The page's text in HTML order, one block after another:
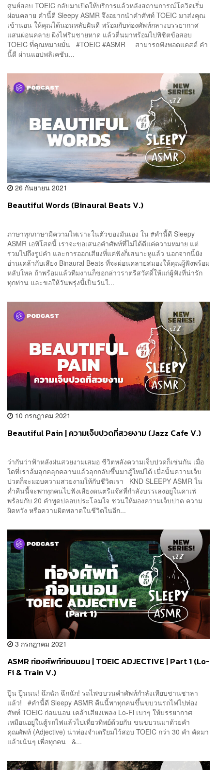
ศูนย์สอบ TOEIC กลับมาเปิดให้บริการแล้วหลังสถานการณ์โควิดเริ่ม
ผ่อนคลาย คำนี้ดี Sleepy ASMR จึงอยากนำคำศัพท์ TOEIC มาส่งคุณ
เข้านอน ให้คุณได้นอนหลับฝันดี พร้อมกับท่องศัพท์กลางบรรยากาศ
แสนผ่อนคลาย ผิงไฟริมชายหาด แล้วตื่นมาพร้อมไปพิชิตข้อสอบ
TOEIC ที่คุณหมายมั่น #TOEIC #ASMR สามารถฟังพอดแคสต์ คำ
นี้ดี ผ่านแอปพลิเคชัน...
26 กันยายน 2021
Beautiful Words (Binaural Beats V.)
ภาษาทุกภาษามีความไพเราะในตัวของมันเอง ใน #คำนี้ดี Sleepy
ASMR เอพิโสดนี้ เราจะขอเสนอคำศัพท์ที่ไม่ได้ดีแค่ความหมาย แต่
รวมไปถึงรูปคำ และการออกเสียงที่แค่ฟังก็เสนาะหูแล้ว นอกจากนี้ยัง
อ่านเคล้ากับเสียง Binaural Beats ที่จะผ่อนคลายสมองให้คุณผู้ฟังพร้อม
หลับใหล ถ้าพร้อมแล้วทีมงานก็ขอกล่าวราตรีสวัสดิ์ให้แก่ผู้ฟังที่น่ารัก
ทุกท่าน และขอให้วันพรุ่งนี้เป็นวันใ...
10 กรกฎาคม 2021
Beautiful Pain | ความเจ็บปวดที่สวยงาม (Jazz Cafe V.)
ว่ากันว่าฟ้าหลังฝนสวยงามเสมอ ชีวิตหลังความเจ็บปวดก็เช่นกัน เมื่อ
ใดที่เราล้มลุกคลุกคลานแล้วลุกกลับขึ้นมาสู้ใหม่ได้ เมื่อนั้นความเจ็บ
ปวดก็จะมอบความสวยงามให้กับชีวิตเรา KND SLEEPY ASMR ใน
ค่ำคืนนี้จะพาทุกคนไปฟังเสียงดนตรีแจ๊สที่กำลังบรรเลงอยู่ในคาเฟ่
พร้อมกับ 20 คำพูดปลอบประโลมใจ ชวนให้มองความเจ็บปวด ความ
ผิดหวัง หรือความผิดพลาดในชีวิตในอีก...
3 กรกฎาคม 2021
ASMR ท่องศัพท์ก่อนนอน | TOEIC ADJECTIVE | Part 1 (Lo-
Fi & Train V.)
ปู๊น ปู๊นนน! ฉึกฉัก ฉึกฉัก! รถไฟขบวนคำศัพท์กำลังเทียบชานชาลา
แล้ว! #คำนี้ดี Sleepy ASMR คืนนี้พาทุกคนขึ้นขบวนรถไฟไปท่อง
ศัพท์ TOEIC ก่อนนอน เคล้าเสียงเพลง Lo-Fi เบาๆ ให้บรรยากาศ
เหมือนอยู่ในตู้รถไฟแล้วไปเที่ยวทิพย์ด้วยกัน ขนขบวนมาด้วยคำ
คุณศัพท์ (Adjective) น่าท่องจำเตรียมไว้สอบ TOEIC กว่า 30 คำ คัดมา
แล้วเน้นๆ เพื่อทุกคน &...